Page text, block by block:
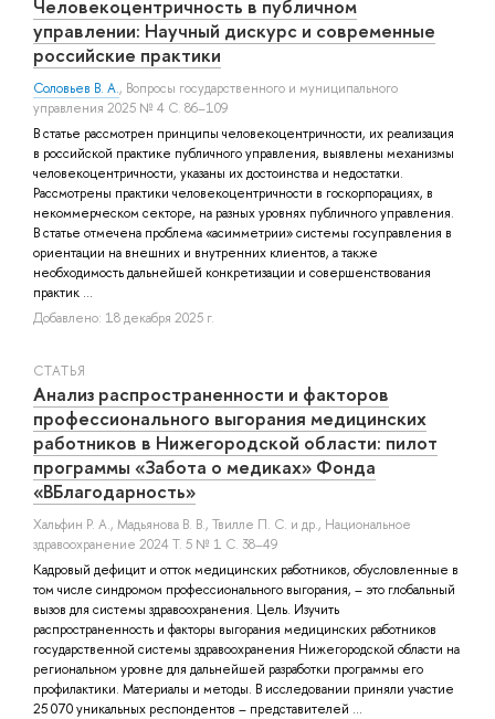
Человекоцентричность в публичном
управлении: Научный дискурс и современные
российские практики
Соловьев В. А., Вопросы государственного и муниципального
управления 2025 № 4 С. 86–109
В статье рассмотрен принципы человекоцентричности, их реализация
в российской практике публичного управления, выявлены механизмы
человекоцентричности, указаны их достоинства и недостатки.
Рассмотрены практики человекоцентричности в госкорпорациях, в
некоммерческом секторе, на разных уровнях публичного управления.
В статье отмечена проблема «асимметрии» системы госуправления в
ориентации на внешних и внутренних клиентов, а также
необходимость дальнейшей конкретизации и совершенствования
практик ...
Добавлено: 18 декабря 2025 г.
СТАТЬЯ
Анализ распространенности и факторов
профессионального выгорания медицинских
работников в Нижегородской области: пилот
программы «Забота о медиках» Фонда
«ВБлагодарность»
Хальфин Р. А., Мадьянова В. В., Твилле П. С. и др., Национальное
здравоохранение 2024 Т. 5 № 1 С. 38–49
Кадровый дефицит и отток медицинских работников, обусловленные в
том числе синдромом профессионального выгорания, – это глобальный
вызов для системы здравоохранения. Цель. Изучить
распространенность и факторы выгорания медицинских работников
государственной системы здравоохранения Нижегородской области на
региональном уровне для дальнейшей разработки программы его
профилактики. Материалы и методы. В исследовании приняли участие
25 070 уникальных респондентов – представителей ...